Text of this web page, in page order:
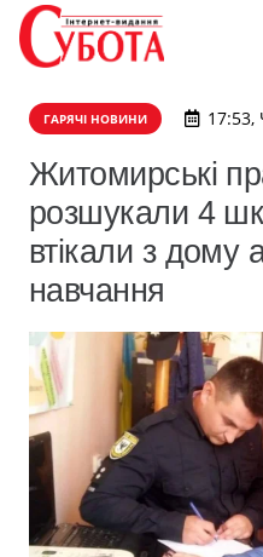
ГАРЯЧІ НОВИНИ 17:53,
​Житомирські
розшукали 4
втікали з дому
навчання